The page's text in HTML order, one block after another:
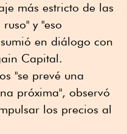
más estricto de las
y "eso
en diálogo con
Capital.
"se prevé una
próxima", observó
los precios al